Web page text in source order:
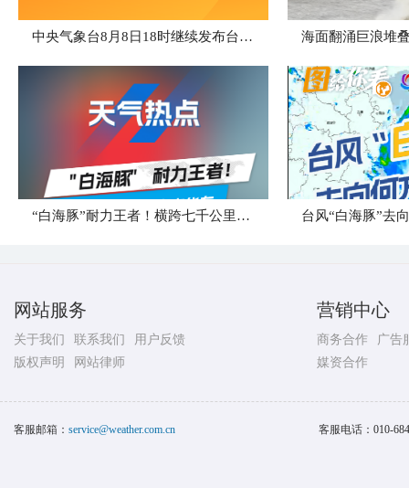
中央气象台8月8日18时继续发布台风橙色预警 海面翻涌巨浪堆
“白海豚”耐力王者！横跨七千公里直奔华东 台风“白海豚”去
网站服务
关于我们 联系我们
用户反馈
版权声明
网站律师
营销中心
商务合作
广告
媒资合作
客服邮箱： service@weather.com.cn 客服电话： 010-